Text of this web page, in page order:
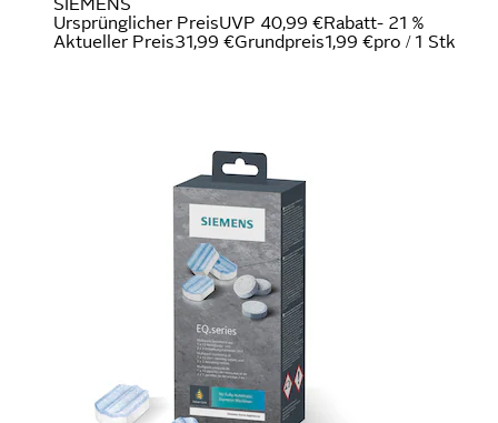
Ursprünglicher PreisUVP 40,99 €Rabatt- 21 %
Aktueller Preis31,99 €Grundpreis1,99 €pro / 1 Stk